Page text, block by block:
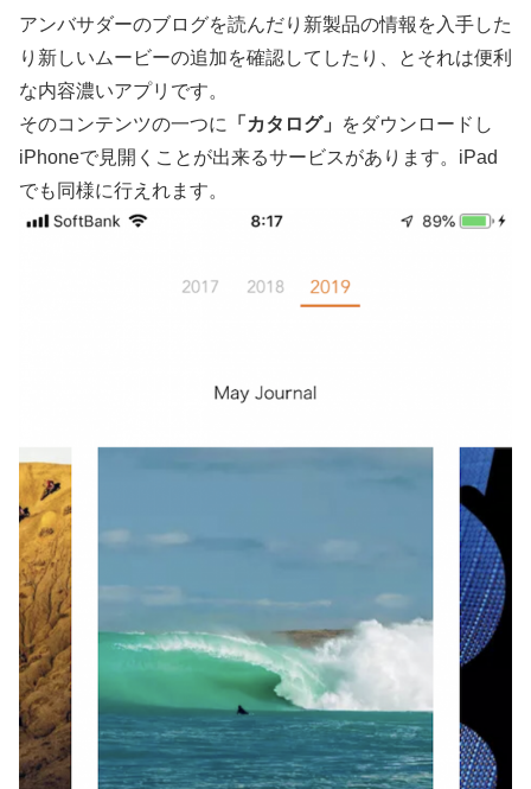
アンバサダーのブログを読んだり新製品の情報を入手した
り新しいムービーの追加を確認してしたり、とそれは便利
な内容濃いアプリです。
そのコンテンツの一つに
「カタログ」
をダウンロードし
iPhoneで見開くことが出来るサービスがあります。iPad
でも同様に行えれます。